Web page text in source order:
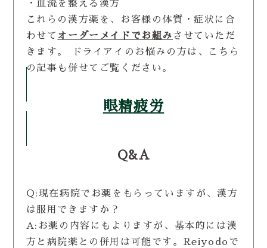
・血流を整える漢方
これらの漢方薬を、お客様の体質・症状に合
わせて オーダーメイドでお組み させていただ
きます。 ドライアイのお悩みの方は、こちら
の記事も併せてご覧ください。
眼精疲労
Q&A
Q:現在病院でお薬をもらっていますが、漢方
は服用できますか？
A:お薬の内容にもよりますが、基本的には漢
方と病院薬との併用は可能です。Reiyodoで